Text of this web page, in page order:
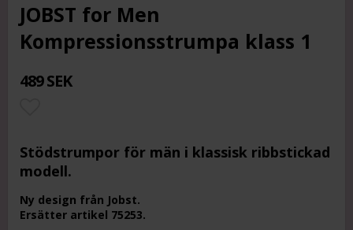
JOBST for Men
Kompressionsstrumpa klass 1
489 SEK
Stödstrumpor för män i klassisk ribbstickad
modell.
Ny design från Jobst.
Ersätter artikel 75253.